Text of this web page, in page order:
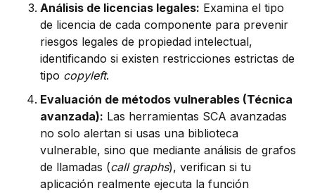
Análisis de licencias legales: Examina el tipo
de licencia de cada componente para prevenir
riesgos legales de propiedad intelectual,
identificando si existen restricciones estrictas de
tipo copyleft.
Evaluación de métodos vulnerables (Técnica
avanzada): Las herramientas SCA avanzadas
no solo alertan si usas una biblioteca
vulnerable, sino que mediante análisis de grafos
de llamadas (call graphs), verifican si tu
aplicación realmente ejecuta la función